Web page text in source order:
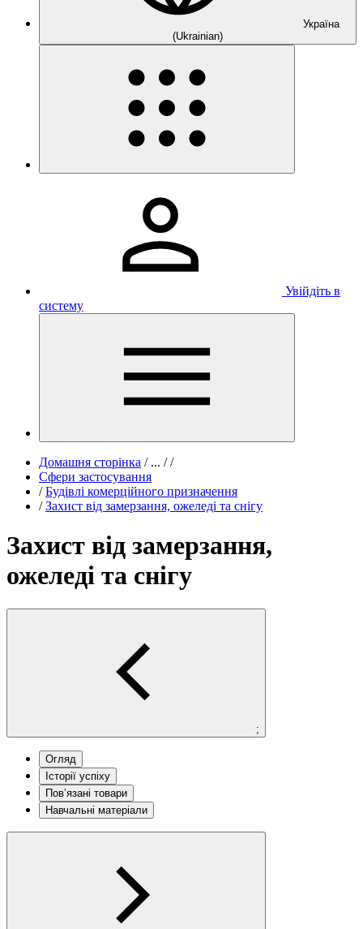
Україна
(Ukrainian)
Увійдіть в
систему
Домашня сторінка /... / /
Сфери застосування
/ Будівлі комерційного призначення
/ Захист від замерзання, ожеледі та снігу
Захист від замерзання,
ожеледі та снігу
;
Огляд
Історії успіху
Пов’язані товари
Навчальні матеріали